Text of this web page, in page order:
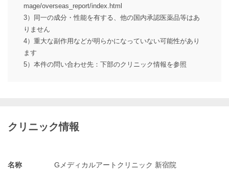
mage/overseas_report/index.html
3）同一の成分・性能を有する、他の国内承認医薬品等はあ
りません
4）重大な副作用などが明らかになっていない可能性があり
ます
5）本件の問い合わせ先：下部のクリニック情報を参照
クリニック情報
名称 Gメディカルアートクリニック 新宿院